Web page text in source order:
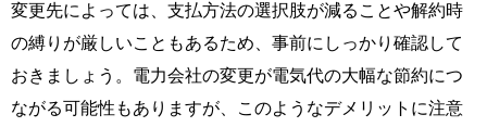
変更先によっては、支払方法の選択肢が減ることや解約時
の縛りが厳しいこともあるため、事前にしっかり確認して
おきましょう。電力会社の変更が電気代の大幅な節約につ
ながる可能性もありますが、このようなデメリットに注意